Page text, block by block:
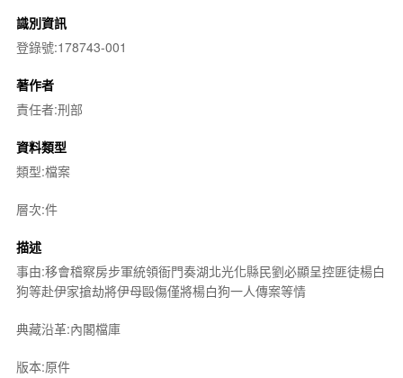
識別資訊
登錄號:178743-001
著作者
責任者:刑部
資料類型
類型:檔案
層次:件
描述
事由:移會稽察房步軍統領衙門奏湖北光化縣民劉必顯呈控匪徒楊白
狗等赴伊家搶劫將伊母毆傷僅將楊白狗一人傳案等情
典藏沿革:內閣檔庫
版本:原件